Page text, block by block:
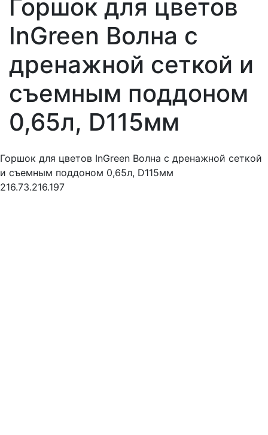
Горшок для цветов
InGreen Волна с
дренажной сеткой и
съемным поддоном
0,65л, D115мм
Горшок для цветов InGreen Волна с дренажной сеткой
и съемным поддоном 0,65л, D115мм
216.73.216.197